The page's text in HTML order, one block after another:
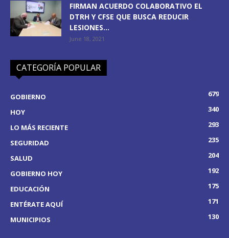
FIRMAN ACUERDO COLABORATIVO EL
DTRH Y CFSE QUE BUSCA REDUCIR
LESIONES...
June 18, 2021
CATEGORÍA POPULAR
GOBIERNO
679
HOY
340
LO MÁS RECIENTE
293
SEGURIDAD
235
SALUD
204
GOBIERNO HOY
192
EDUCACIÓN
175
ENTÉRATE AQUÍ
171
MUNICIPIOS
130